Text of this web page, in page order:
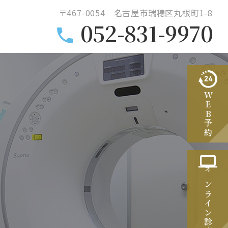
〒467-0054 名古屋市瑞穂区丸根町1-8
052-831-9970
WEB予約
オンライン診療